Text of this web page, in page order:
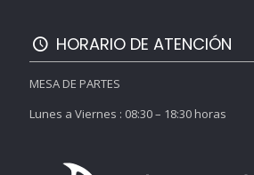
HORARIO DE ATENCIÓN
MESA DE PARTES
Lunes a Viernes : 08:30 – 18:30 horas